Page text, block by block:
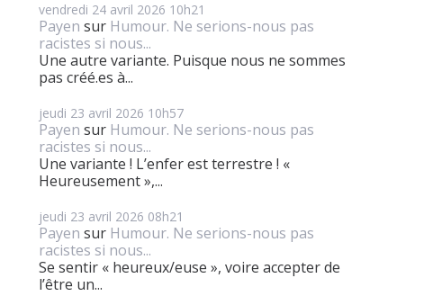
vendredi 24 avril 2026 10h21
Payen sur Humour. Ne serions-nous pas
racistes si nous...
Une autre variante. Puisque nous ne sommes
pas créé.es à...
jeudi 23 avril 2026 10h57
Payen sur Humour. Ne serions-nous pas
racistes si nous...
Une variante ! L’enfer est terrestre ! «
Heureusement »,...
jeudi 23 avril 2026 08h21
Payen sur Humour. Ne serions-nous pas
racistes si nous...
Se sentir « heureux/euse », voire accepter de
l’être un...